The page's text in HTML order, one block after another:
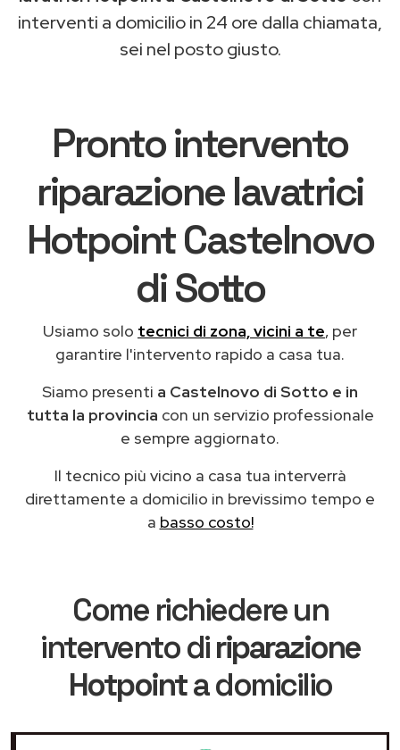
interventi a domicilio in 24 ore dalla chiamata,
sei nel posto giusto.
Pronto intervento
riparazione lavatrici
Hotpoint Castelnovo
di Sotto
Usiamo solo tecnici di zona, vicini a te, per
garantire l'intervento rapido a casa tua.
Siamo presenti a Castelnovo di Sotto e in
tutta la provincia con un servizio professionale
e sempre aggiornato.
Il tecnico più vicino a casa tua interverrà
direttamente a domicilio in brevissimo tempo e
a basso costo!
Come richiedere un
intervento diriparazione
Hotpointa domicilio